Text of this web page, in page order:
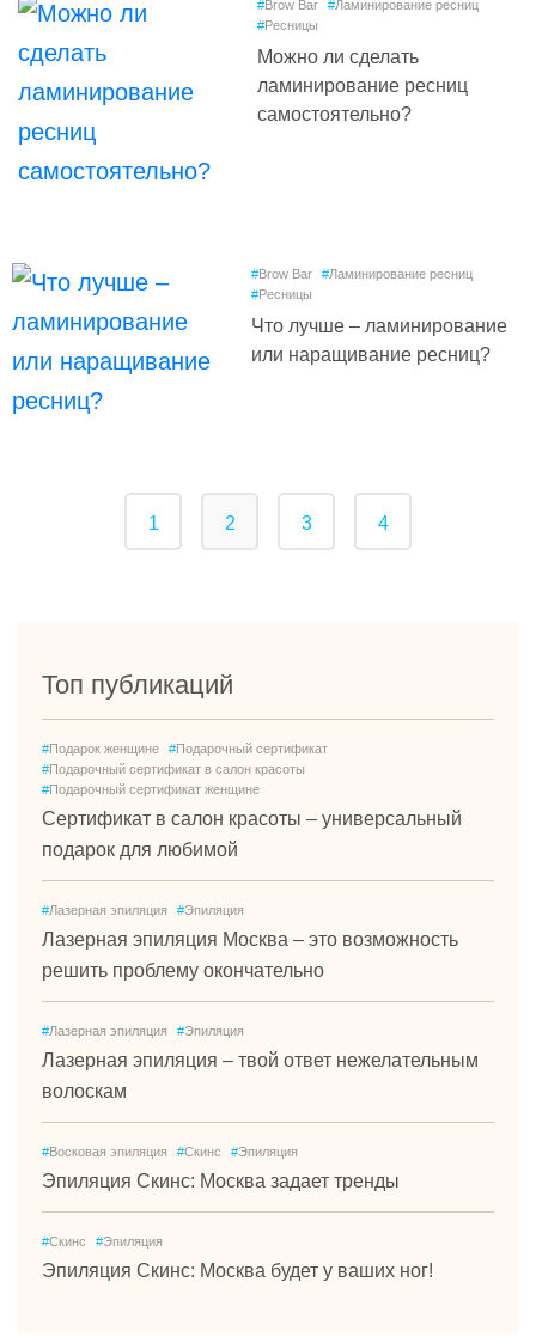
#Brow Bar #Ламинирование ресниц
#Ресницы
Можно ли сделать
ламинирование ресниц
самостоятельно?
#Brow Bar #Ламинирование ресниц
#Ресницы
Что лучше – ламинирование
или наращивание ресниц?
1 2 3 4
Топ публикаций
#Подарок женщине #Подарочный сертификат
#Подарочный сертификат в салон красоты
#Подарочный сертификат женщине
Сертификат в салон красоты – универсальный
подарок для любимой
#Лазерная эпиляция #Эпиляция
Лазерная эпиляция Москва – это возможность
решить проблему окончательно
#Лазерная эпиляция #Эпиляция
Лазерная эпиляция – твой ответ нежелательным
волоскам
#Восковая эпиляция #Скинс #Эпиляция
Эпиляция Скинс: Москва задает тренды
#Скинс #Эпиляция
Эпиляция Скинс: Москва будет у ваших ног!